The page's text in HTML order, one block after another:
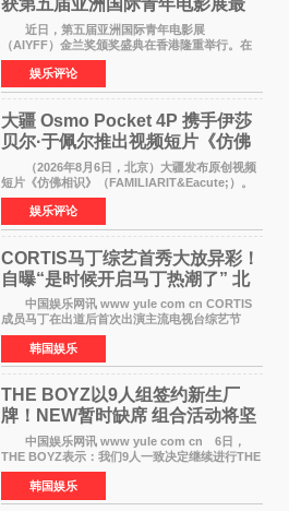
获第五届亚洲国际青年电影展最
佳剧本改编奖
近日，第五届亚洲国际青年电影展
（AIYFF）金兰奖颁奖盛典在香港隆重举行。在
这场汇聚数百位海内外电影人、文化界人士及媒
体代表的亚洲青年影视盛会上，香港本土电影
《香港一夜》（Dawn in Ho
娱乐评论
大疆 Osmo Pocket 4P 携手伊莎
贝尔·于佩尔推出视频短片《仿佛
相识》
（2026年8月6日，北京）大疆发布原创视频
短片《仿佛相识》（FAMILIARIT&Eacute;）。
视频短片由戛纳国际电影节最佳女演员伊莎贝尔·
于佩尔（Isabelle Huppert）主演，全程使用大
疆首款双主摄口
娱乐评论
CORTIS马丁综艺首秀大放异彩！
自曝“是时候开启马丁热潮了” 北
美巡演火热进行中
中国娱乐网讯 www yule com cn CORTIS
成员马丁在出道后首次出演主流电视台综艺节
目，展现了多才多艺的魅力。 马丁出演了5日
播出的MBC《Radio Star》Fashion与Passion
之间，I&lsquo;m
韩国娱乐
THE BOYZ以9人组签约新生厂
牌！NEW暂时缺席 组合活动将坚
定不移继续
中国娱乐网讯 www yule com cn 6日，
THE BOYZ表示：我们9人一致决定继续进行THE
BOYZ组合活动，并且已经完成了组合团体活动
签约。目前正在新生厂牌下进行活动准备。尚未
离开THE BOYZ原所
韩国娱乐